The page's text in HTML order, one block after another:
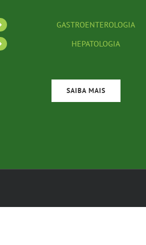
GASTROENTEROLOGIA
HEPATOLOGIA
SAIBA MAIS